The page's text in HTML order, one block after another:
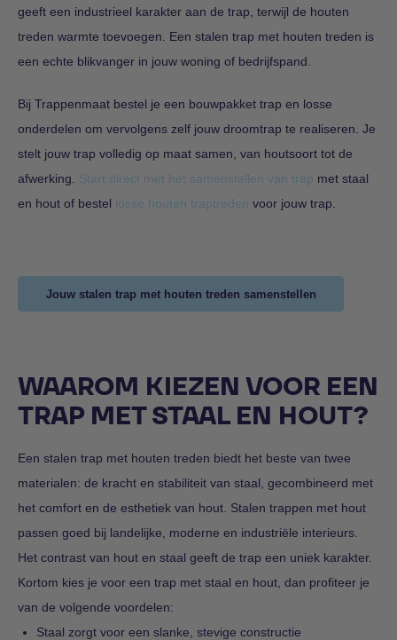
geeft een industrieel karakter aan de trap, terwijl de houten
treden warmte toevoegen. Een stalen trap met houten treden is
een echte blikvanger in jouw woning of bedrijfspand.
Bij Trappenmaat bestel je een bouwpakket trap en losse
onderdelen om vervolgens zelf jouw droomtrap te realiseren. Je
stelt jouw trap volledig op maat samen, van houtsoort tot de
afwerking. Start direct met het samenstellen van trap met staal
en hout of bestel losse houten traptreden voor jouw trap.
Jouw stalen trap met houten treden samenstellen
WAAROM KIEZEN VOOR EEN
TRAP MET STAAL EN HOUT?
Een stalen trap met houten treden biedt het beste van twee
materialen: de kracht en stabiliteit van staal, gecombineerd met
het comfort en de esthetiek van hout. Stalen trappen met hout
passen goed bij landelijke, moderne en industriële interieurs.
Het contrast van hout en staal geeft de trap een uniek karakter.
Kortom kies je voor een trap met staal en hout, dan profiteer je
van de volgende voordelen:
Staal zorgt voor een slanke, stevige constructie